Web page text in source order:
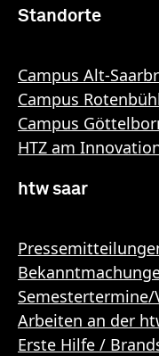
Standorte
Campus Alt-
Campus
Campus
HTZ am
htw saar
Arbeiten an der
Erste Hilfe /